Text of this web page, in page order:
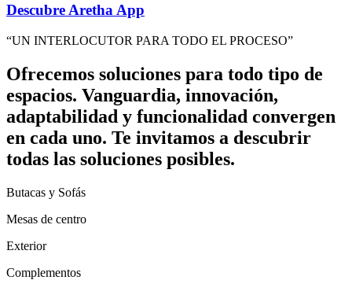
Descubre Aretha App
“UN INTERLOCUTOR PARA TODO EL PROCESO”
Ofrecemos soluciones para todo tipo de
espacios. Vanguardia, innovación,
adaptabilidad y funcionalidad convergen
en cada uno. Te invitamos a descubrir
todas las soluciones posibles.
Butacas y Sofás
Mesas de centro
Exterior
Complementos